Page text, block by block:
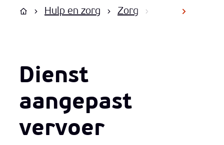
scroll
Startpagina
Hulp en zorg Zorg Thuiszorg
Dienst
aangepast
vervoer